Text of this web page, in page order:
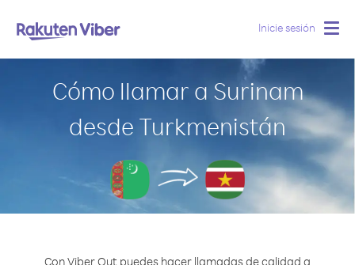
Inicie sesión
Cómo llamar a Surinam
desde Turkmenistán
Con Viber Out puedes hacer llamadas de calidad a